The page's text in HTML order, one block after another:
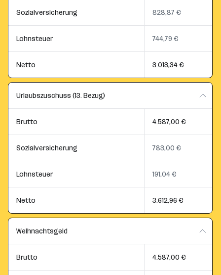
Sozialversicherung 828,87 €
Lohnsteuer 744,79 €
Netto 3.013,34 €
Urlaubszuschuss (13. Bezug)
Brutto 4.587,00 €
Sozialversicherung 783,00 €
Lohnsteuer 191,04 €
Netto 3.612,96 €
Weihnachtsgeld
Brutto 4.587,00 €